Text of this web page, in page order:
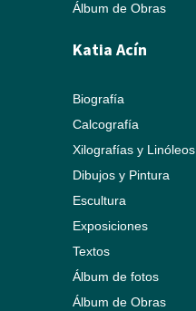
Álbum de Obras
Katia Acín
Biografía
Calcografía
Xilografías y Linóleos
Dibujos y Pintura
Escultura
Exposiciones
Textos
Álbum de fotos
Álbum de Obras